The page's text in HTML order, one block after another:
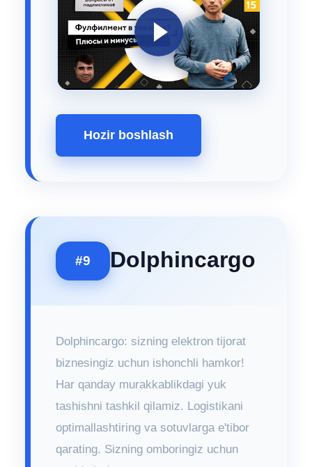
Hozir boshlash
#9 Dolphincargo
Dolphincargo: sizning elektron tijorat
biznesingiz uchun ishonchli hamkor!
Har qanday murakkablikdagi yuk
tashishni tashkil qilamiz. Logistikani
optimallashtiring va sotuvlarga e'tibor
qarating. Sizning omboringiz uchun